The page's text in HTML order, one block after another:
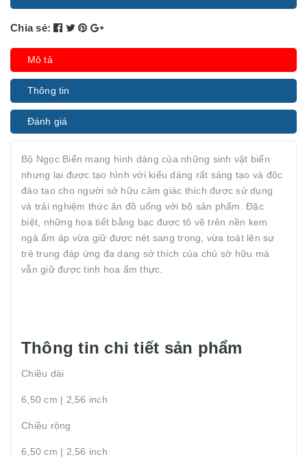
Chia sẻ:
Mô tả
Thông tin
Đánh giá
Bộ Ngọc Biển mang hình dáng của những sinh vật biển
nhưng lại được tạo hình với kiểu dáng rất sáng tạo và độc
đáo tạo cho người sở hữu cảm giác thích được sử dụng
và trải nghiệm thức ăn đồ uống với bộ sản phẩm. Đặc
biệt, những họa tiết bằng bạc được tô vẽ trên nền kem
ngà ấm áp vừa giữ được nét sang trọng, vừa toát lên sự
trẻ trung đáp ứng đa dạng sở thích của chủ sở hữu mà
vẫn giữ được tinh hoa ẩm thực.
Thông tin chi tiết sản phẩm
Chiều dài
6,50 cm | 2,56 inch
Chiều rộng
6,50 cm | 2,56 inch